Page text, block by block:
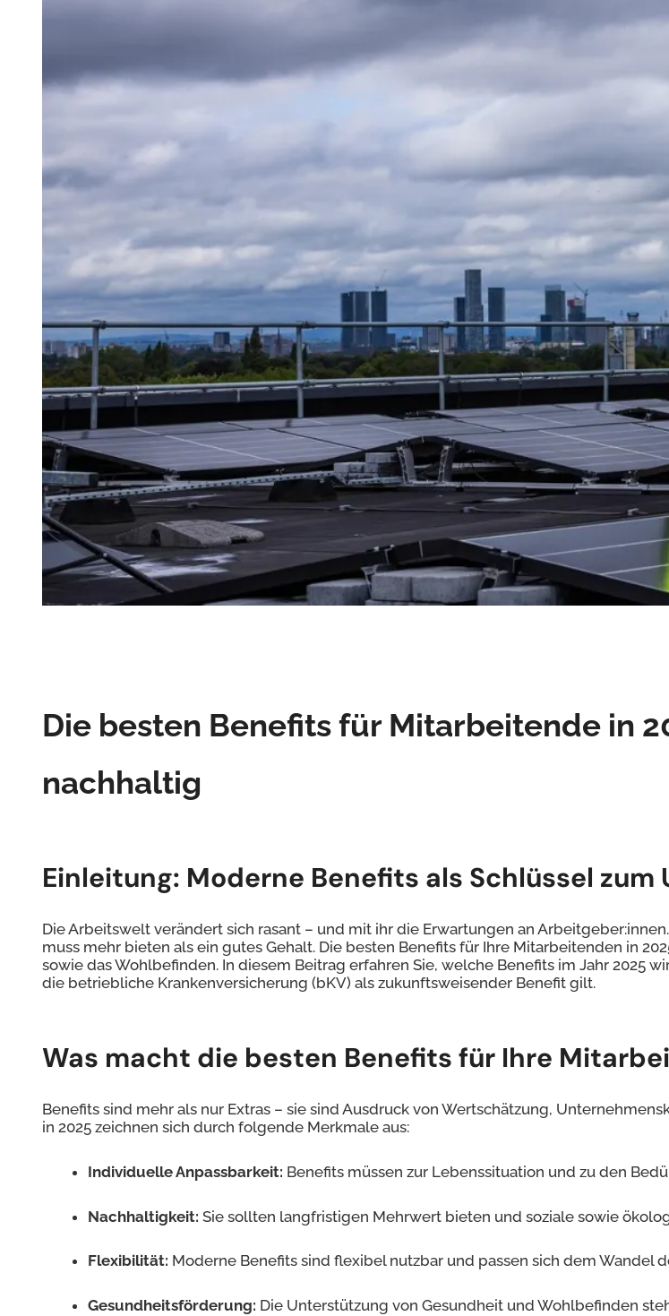
Die besten Benefits für Mitarbeitende in
nachhaltig
Einleitung: Moderne Benefits als Schlüssel
Die Arbeitswelt verändert sich rasant – und mit ihr die Erwartungen an
muss mehr bieten als ein gutes Gehalt. Die besten Benefits für Ihre Mitarbeitenden in
sowie das Wohlbefinden. In diesem Beitrag erfahren Sie, welche Benefits im Jahr 2025
die betriebliche Krankenversicherung (bKV) als zukunftsweisender Benefit gilt.
Was macht die besten Benefits für Ihre
Benefits sind mehr als nur Extras – sie sind Ausdruck von Wertschätzung,
in 2025 zeichnen sich durch folgende Merkmale aus:
Individuelle Anpassbarkeit: Benefits müssen zur Lebenssituation und zu den
Nachhaltigkeit: Sie sollten langfristigen Mehrwert bieten und soziale sowie
Flexibilität: Moderne Benefits sind flexibel nutzbar und passen sich dem Wandel
Gesundheitsförderung: Die Unterstützung von Gesundheit und Wohlbefinden